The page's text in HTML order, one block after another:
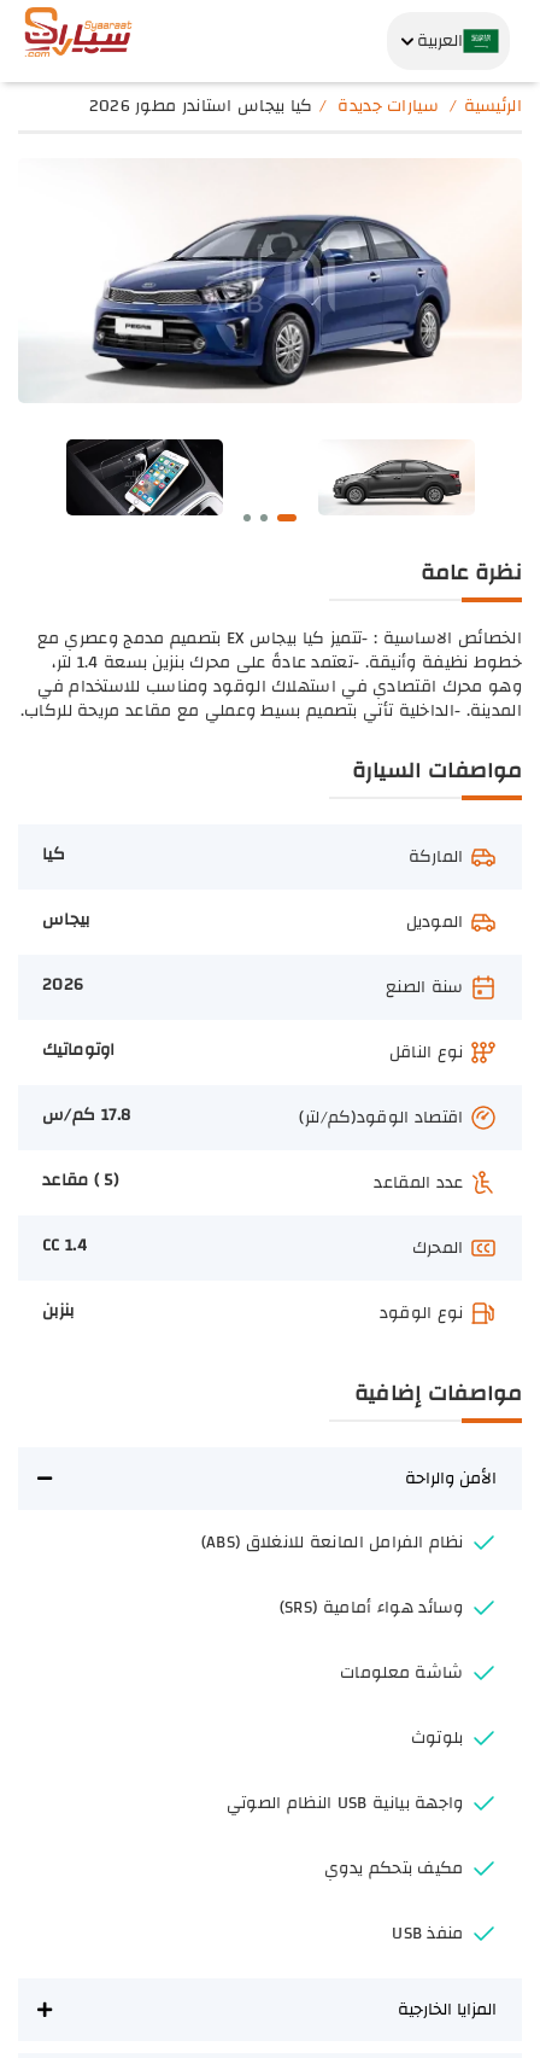
العربية
الرئيسية سيارات جديدة كيا بيجاس استاندر مطور 2026
نظرة عامة
الخصائص الاساسية : -تتميز كيا بيجاس EX بتصميم مدمج وعصري مع
خطوط نظيفة وأنيقة. -تعتمد عادةً على محرك بنزين بسعة 1.4 لتر،
وهو محرك اقتصادي في استهلاك الوقود ومناسب للاستخدام في
المدينة. -الداخلية تأتي بتصميم بسيط وعملي مع مقاعد مريحة للركاب.
مواصفات السيارة
الماركة كيا
الموديل بيجاس
سنة الصنع 2026
نوع الناقل اوتوماتيك
اقتصاد الوقود(كم/لتر) 17.8 كم/س
عدد المقاعد (5 ) مقاعد
المحرك 1.4 CC
نوع الوقود بنزبن
مواصفات إضافية
الأمن والراحة
نظام الفرامل المانعة للانغلاق (ABS)
وسائد هواء أمامية (SRS)
شاشة معلومات
بلوتوث
واجهة بيانية USB النظام الصوتي
مكيف بتحكم يدوي
منفذ USB
المزايا الخارجية